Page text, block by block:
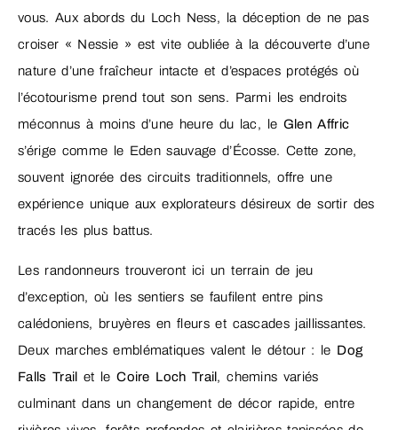
vous. Aux abords du Loch Ness, la déception de ne pas
croiser « Nessie » est vite oubliée à la découverte d’une
nature d’une fraîcheur intacte et d’espaces protégés où
l’écotourisme prend tout son sens. Parmi les endroits
méconnus à moins d’une heure du lac, le Glen Affric
s’érige comme le Eden sauvage d’Écosse. Cette zone,
souvent ignorée des circuits traditionnels, offre une
expérience unique aux explorateurs désireux de sortir des
tracés les plus battus.
Les randonneurs trouveront ici un terrain de jeu
d’exception, où les sentiers se faufilent entre pins
calédoniens, bruyères en fleurs et cascades jaillissantes.
Deux marches emblématiques valent le détour : le Dog
Falls Trail et leCoire Loch Trail, chemins variés
culminant dans un changement de décor rapide, entre